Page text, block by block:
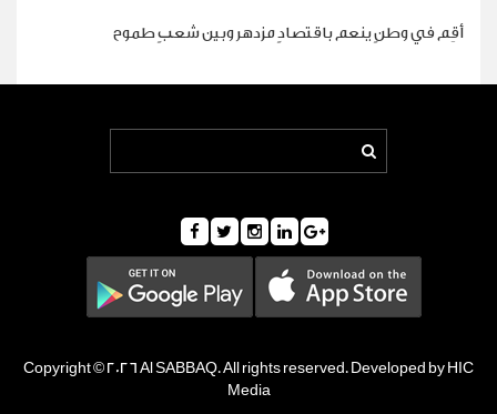
أقِم في وطنٍ ينعم باقتصادٍ مزدهر وبين شعبٍ طموح
Copyright © 2026 Al SABBAQ. All rights reserved. Developed by HIC
Media